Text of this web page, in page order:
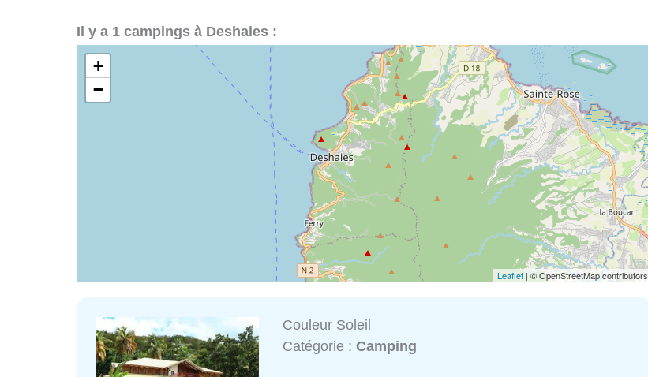
Il y a 1 campings à Deshaies :
+
−
Leaflet | © OpenStreetMap contributors
Couleur Soleil
Catégorie :Camping